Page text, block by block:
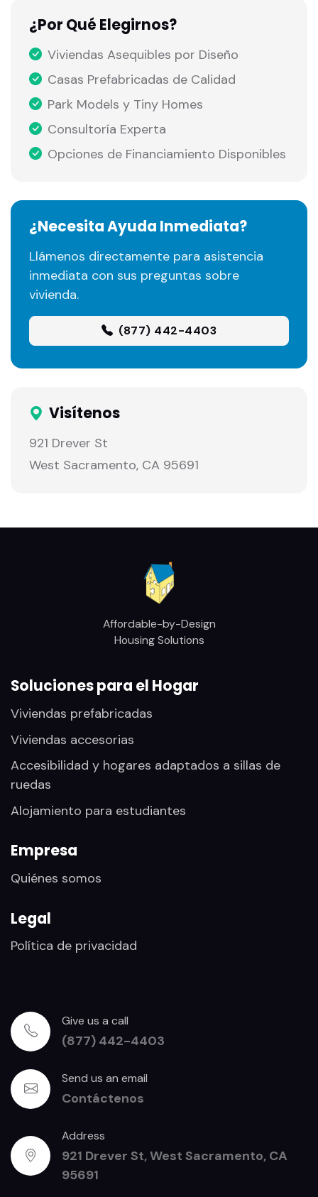
¿Por Qué Elegirnos?
Viviendas Asequibles por Diseño
Casas Prefabricadas de Calidad
Park Models y Tiny Homes
Consultoría Experta
Opciones de Financiamiento Disponibles
¿Necesita Ayuda Inmediata?
Llámenos directamente para asistencia
inmediata con sus preguntas sobre
vivienda.
(877) 442-4403
Visítenos
921 Drever St
West Sacramento, CA 95691
Affordable-by-Design
Housing Solutions
Soluciones para el Hogar
Viviendas prefabricadas
Viviendas accesorias
Accesibilidad y hogares adaptados a sillas de
ruedas
Alojamiento para estudiantes
Empresa
Quiénes somos
Legal
Política de privacidad
Give us a call
(877) 442-4403
Send us an email
Contáctenos
Address
921 Drever St, West Sacramento, CA
95691